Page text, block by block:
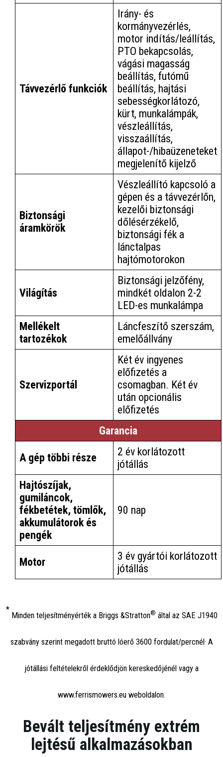
Távvezérlő funkciók
Irány- és
kormányvezérlés,
motor indítás/leállítás,
PTO bekapcsolás,
vágási magasság
beállítás, futómű
beállítás, hajtási
sebességkorlátozó,
kürt, munkalámpák,
vészleállítás,
visszaállítás,
állapot-/hibaüzeneteket
megjelenítő kijelző
Biztonsági
áramkörök
Vészleállító kapcsoló a
gépen és a távvezérlőn,
kezelői biztonsági
dőlésérzékelő,
biztonsági fék a
lánctalpas
hajtómotorokon
Világítás
Biztonsági jelzőfény,
mindkét oldalon 2-2
LED-es munkalámpa
Mellékelt
tartozékok
Láncfeszítő szerszám,
emelőállvány
Szervizportál
Két év ingyenes
előfizetés a
csomagban. Két év
után opcionális
előfizetés
Garancia
A gép többi része
2 év korlátozott
jótállás
Hajtószíjak,
gumiláncok,
fékbetétek, tömlők,
akkumulátorok és
pengék
90 nap
Motor
3 év gyártói korlátozott
jótállás
*
Minden teljesítményérték a Briggs &Stratton® által az SAE J1940
szabvány szerint megadott bruttó lóerő 3600 fordulat/percnél.A
jótállási feltételekről érdeklődjön kereskedőjénél vagy a
www.ferrismowers.eu weboldalon.
Bevált teljesítmény extrém
lejtésű alkalmazásokban